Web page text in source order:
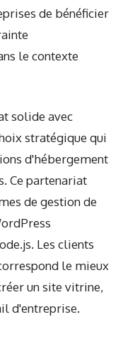
de bénéficier
le contexte
solide avec
stratégique qui
d'hébergement
Ce partenariat
de gestion de
Les clients
le mieux
un site vitrine,
d'entreprise.